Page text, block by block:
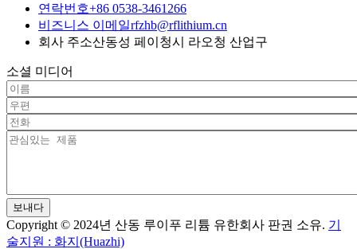
연락번호+86 0538-3461266
비즈니스 이메일rfzhb@rflithium.cn
회사 주소산동성 페이청시 라오청 산업구
소셜 미디어
보내다
Copyright © 2024년 산동 루이푸 리튬 유한회사 판권 소유. 기
술지원 : 화지(Huazhi)